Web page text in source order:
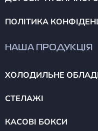
ПОЛІТИКА
НАША ПРОДУКЦІЯ
ХОЛОДИЛЬНЕ
СТЕЛАЖІ
КАСОВІ БОКСИ